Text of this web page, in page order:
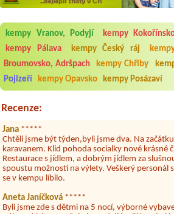
kempy Vranov, Podyjí kempy
kempy Pálava
kempy Český ráj
Broumovsko, Adršpach
kempy Chřiby
Pojizeří
kempy Opavsko kempy Posázaví
Recenze:
Aneta Melicharová ***
Byli jsme zde v týdnu od 25.7. do 1.8. 2026.
množství návštěvníků není samozřejmost. V
restaurace, kebab a další občerstvení. Co nás
celodenní hluk z repráků u stanů a absolutní
hrála jiná hudba.Kemp pěkný, ale takový rámus
Jana *****
Chtěli jsme být týden,byli jsme dva. Na začátku
karavanem. Klid pohoda socialky nové krásné
Restaurace s jídlem, a dobrým jídlem za
spoustu možností na výlety. Veškerý personál
se v kempu líbilo.
Aneta Janíčková *****
Byli jsme zde s dětmi na 5 nocí, výborné